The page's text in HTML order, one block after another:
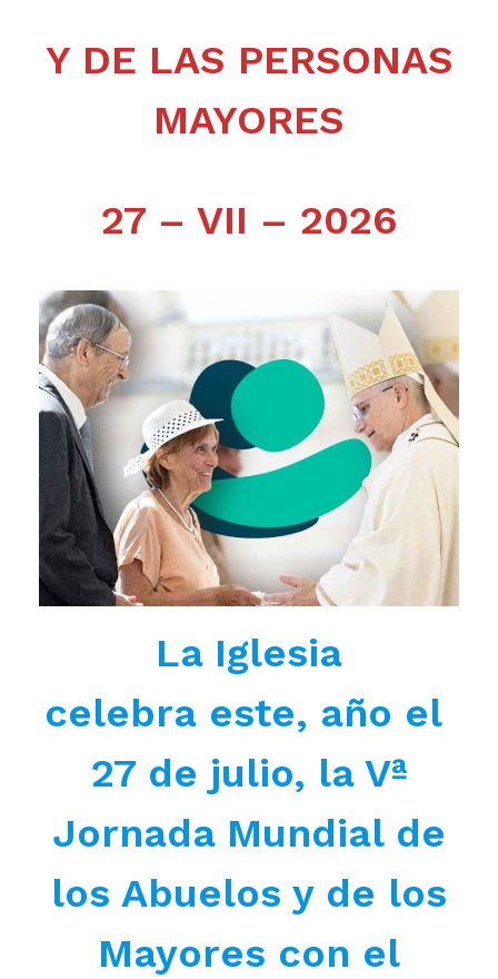
Y DE LAS PERSONAS
MAYORES
27 – VII – 2026
La Iglesia
celebra este, año el
27 de julio, la Vª
Jornada Mundial de
los Abuelos y de los
Mayores con el